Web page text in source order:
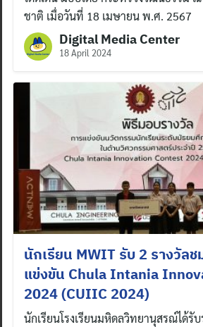
Search
for:
ชาติ เมื่อวันที่ 18 เมษายน พ.ศ. 2567
Digital Media Center
18 April 2024
นักเรียน MWIT รับ 2 รางวัลช
แข่งขัน Chula Intania
2024 (CUIIC 2024)
นักเรียนโรงเรียนมหิดลวิทยานุสรณ์ได้รั